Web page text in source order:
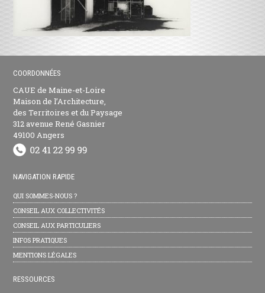
COORDONNÉES
CAUE de Maine-et-Loire
Maison de l’Architecture,
des Territoires et du Paysage
312 avenue René Gasnier
49100 Angers
NAVIGATION RAPIDE
QUI SOMMES-NOUS ?
CONSEIL AUX COLLECTIVITÉS
CONSEIL AUX PARTICULIERS
INFOS PRATIQUES
MENTIONS LÉGALES
RESSOURCES